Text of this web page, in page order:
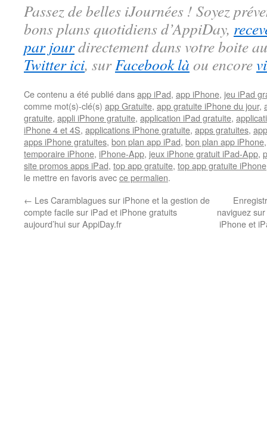
Passez de belles iJournées ! Soyez
bons plans quotidiens d’AppiDay,
par jourdirectement dans votre boite
Twitter ici, surFacebook là ou encore
Ce contenu a été publié dansapp iPad, app iPhone, jeu iPad
comme mot(s)-clé(s) app Gratuite, app gratuite iPhone du jour,
gratuite, appli iPhone gratuite, application iPad gratuite,
iPhone 4 et 4S, applications iPhone gratuite, apps gratuites,
apps iPhone gratuites, bon plan app iPad, bon plan app iPhone
temporaire iPhone, iPhone-App, jeux iPhone gratuit iPad-App,
site promos apps iPad, top app gratuite, top app gratuite iPhone
le mettre en favoris avecce permalien.
← Les Caramblagues sur iPhone et la gestion de
compte facile sur iPad et iPhone gratuits
aujourd’hui sur AppiDay.fr
naviguez
iPhone et